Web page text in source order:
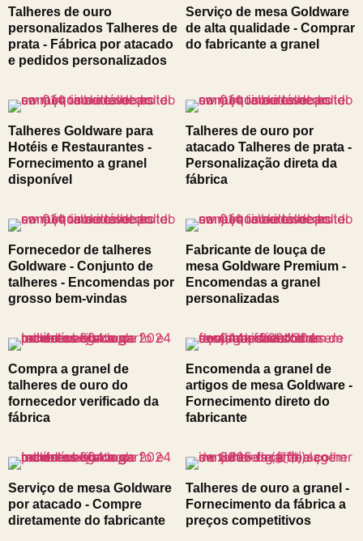
Talheres de ouro
personalizados Talheres de
prata - Fábrica por atacado
e pedidos personalizados
Serviço de mesa Goldware
de alta qualidade - Comprar
do fabricante a granel
Talheres Goldware para
Hotéis e Restaurantes -
Fornecimento a granel
disponível
Talheres de ouro por
atacado Talheres de prata -
Personalização direta da
fábrica
Fornecedor de talheres
Goldware - Conjunto de
talheres - Encomendas por
grosso bem-vindas
Fabricante de louça de
mesa Goldware Premium -
Encomendas a granel
personalizadas
Compra a granel de
talheres de ouro do
fornecedor verificado da
fábrica
Encomenda a granel de
artigos de mesa Goldware -
Fornecimento direto do
fabricante
Serviço de mesa Goldware
por atacado - Compre
diretamente do fabricante
Talheres de ouro a granel -
Fornecimento da fábrica a
preços competitivos